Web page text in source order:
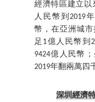
經濟特區建立以
人民幣到2019
幣，在亞洲城
足1億人民幣到
9424億人民幣
2019年翻兩萬四
深圳經濟